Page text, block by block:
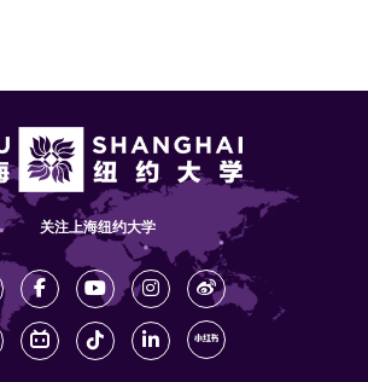
关注上海纽约大学